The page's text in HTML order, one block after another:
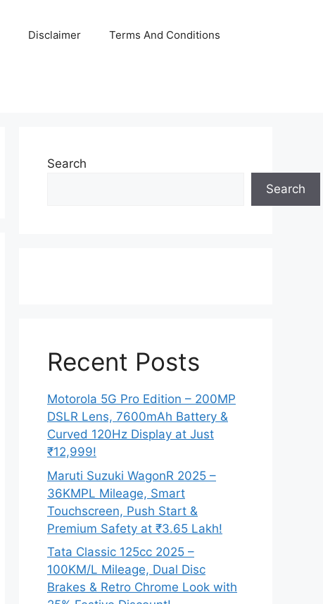
Disclaimer Terms And Conditions
Search
Search
Recent Posts
Motorola 5G Pro Edition – 200MP
DSLR Lens, 7600mAh Battery &
Curved 120Hz Display at Just
₹12,999!
Maruti Suzuki WagonR 2025 –
36KMPL Mileage, Smart
Touchscreen, Push Start &
Premium Safety at ₹3.65 Lakh!
Tata Classic 125cc 2025 –
100KM/L Mileage, Dual Disc
Brakes & Retro Chrome Look with